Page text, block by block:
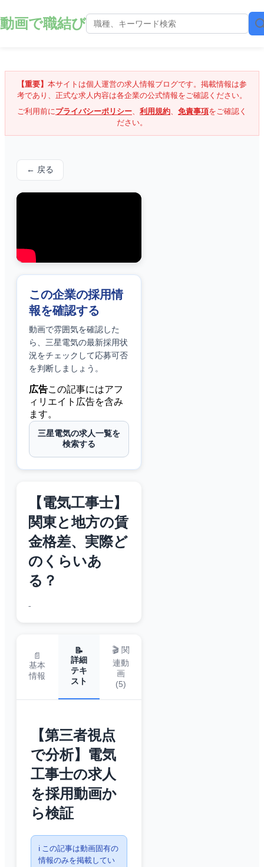
動画で職結び
【重要】 本サイトは個人運営の求人情報ブログです。掲載情報は参
考であり、正式な求人内容は各企業の公式情報をご確認ください。
ご利用前にプライバシーポリシー、 利用規約、 免責事項をご確認く
ださい。
← 戻る
この企業の採用情
報を確認する
動画で雰囲気を確認した
ら、 三星電気の最新採用状
況をチェックして応募可否
を判断しましょう。
広告この記事にはアフ
ィリエイト広告を含み
ます。
三星電気の求人一覧を
検索する
【電気工事士】
関東と地方の賃
金格差、実際ど
のくらいあ
る？
-
📄
基本
情報
📝
詳細
テキ
スト
🎬 関
連動
画
(5)
【第三者視点
で分析】電気
工事士の求人
を採用動画か
ら検証
ℹ️ この記事は動画固有の
情報のみを掲載してい